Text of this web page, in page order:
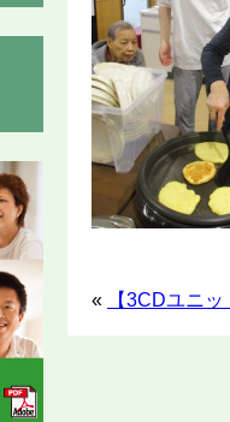
« 【3CDユニ